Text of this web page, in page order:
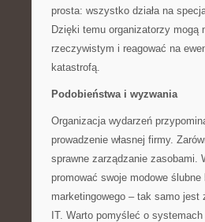
prosta: wszystko działa na
Dzięki temu organizatorzy mogą
rzeczywistym i reagować na
katastrofą.
Podobieństwa i wyzwania
Organizacja wydarzeń
prowadzenie własnej firmy.
sprawne zarządzanie zasobami.
promować swoje modowe
marketingowego – tak samo jest
IT. Warto pomyśleć o